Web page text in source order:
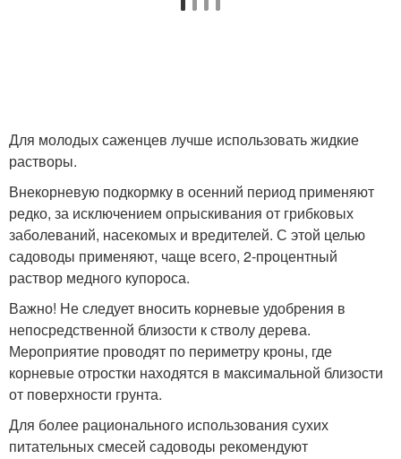
Для молодых саженцев лучше использовать жидкие
растворы.
Внекорневую подкормку в осенний период применяют
редко, за исключением опрыскивания от грибковых
заболеваний, насекомых и вредителей. С этой целью
садоводы применяют, чаще всего, 2-процентный
раствор медного купороса.
Важно! Не следует вносить корневые удобрения в
непосредственной близости к стволу дерева.
Мероприятие проводят по периметру кроны, где
корневые отростки находятся в максимальной близости
от поверхности грунта.
Для более рационального использования сухих
питательных смесей садоводы рекомендуют